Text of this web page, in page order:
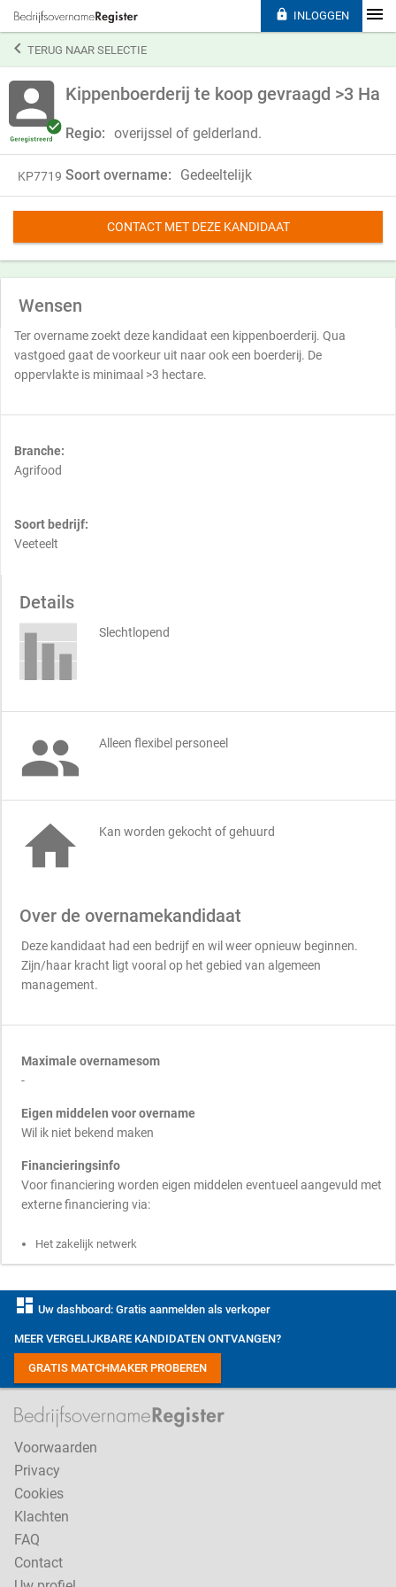
TERUG NAAR SELECTIE
Kippenboerderij te koop gevraagd >3 Ha
Regio: overijssel of gelderland.
KP7719 Soort overname: Gedeeltelijk
CONTACT MET DEZE KANDIDAAT
Wensen
Ter overname zoekt deze kandidaat een kippenboerderij. Qua
vastgoed gaat de voorkeur uit naar ook een boerderij. De
oppervlakte is minimaal >3 hectare.
Branche:
Agrifood
Soort bedrijf:
Veeteelt
Details
Slechtlopend
 Alleen flexibel personeel
 Kan worden gekocht of gehuurd
Over de overnamekandidaat
Deze kandidaat had een bedrijf en wil weer opnieuw beginnen.
Zijn/haar kracht ligt vooral op het gebied van algemeen
management.
Maximale overnamesom
-
Eigen middelen voor overname
Wil ik niet bekend maken
Financieringsinfo
Voor financiering worden eigen middelen eventueel aangevuld met
externe financiering via:
Het zakelijk netwerk
 INLOGGEN
dashboard Uw dashboard: Gratis aanmelden als verkoper
MEER VERGELIJKBARE KANDIDATEN ONTVANGEN?
GRATIS MATCHMAKER PROBEREN
Voorwaarden
Privacy
Cookies
Klachten
FAQ
Contact